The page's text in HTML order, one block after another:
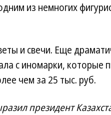
из немногих
и свечи. Еще
с иномарки, которые
чем за 25 тыс. руб.
президент